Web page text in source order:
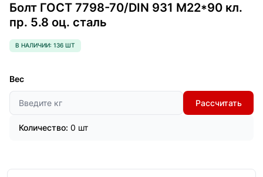
Болт ГОСТ 7798-70/DIN 931 М22*90 кл.
пр. 5.8 оц. сталь
В НАЛИЧИИ: 136 ШТ
Вес
Рассчитать
Количество: 0 шт